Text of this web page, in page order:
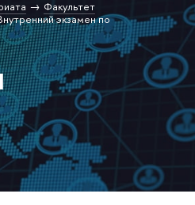
Факультет
экзамен по